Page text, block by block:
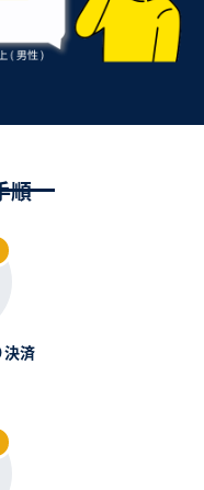
順
決済